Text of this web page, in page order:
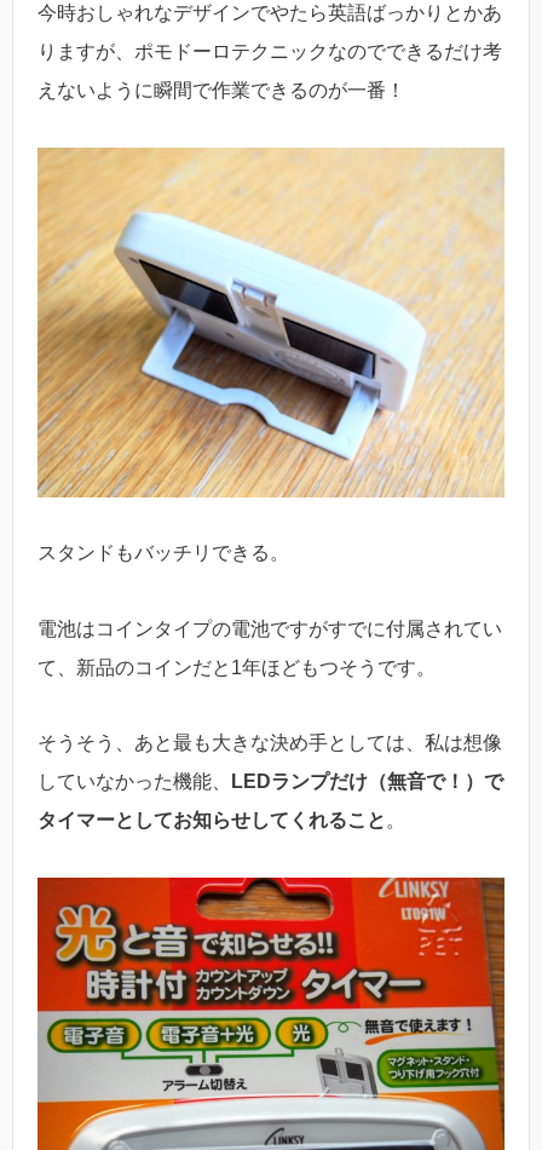
今時おしゃれなデザインでやたら英語ばっかりとかあ
りますが、ポモドーロテクニックなのでできるだけ考
えないように瞬間で作業できるのが一番！
スタンドもバッチリできる。
電池はコインタイプの電池ですがすでに付属されてい
て、新品のコインだと1年ほどもつそうです。
そうそう、あと最も大きな決め手としては、私は想像
していなかった機能、
LEDランプだけ（無音で！）で
タイマーとしてお知らせしてくれること 。